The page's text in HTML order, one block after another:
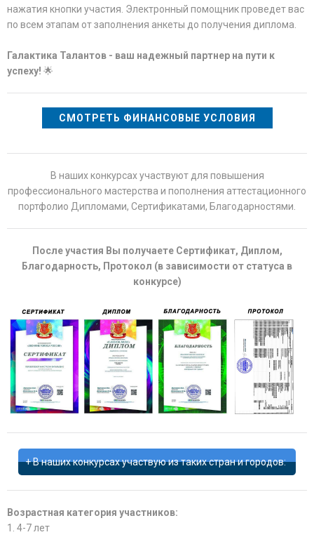
нажатия кнопки участия. Электронный помощник проведет вас
по всем этапам от заполнения анкеты до получения диплома.
Галактика Талантов - ваш надежный партнер на пути к
успеху! 🌟
СМОТРЕТЬ ФИНАНСОВЫЕ УСЛОВИЯ
В наших конкурсах участвуют для повышения
профессионального мастерства и пополнения аттестационного
портфолио Дипломами, Сертификатами, Благодарностями.
После участия Вы получаете Сертификат, Диплом,
Благодарность, Протокол (в зависимости от статуса в
конкурсе)
В наших конкурсах участвую из таких стран и городов:
Возрастная категория участников:
1. 4-7 лет